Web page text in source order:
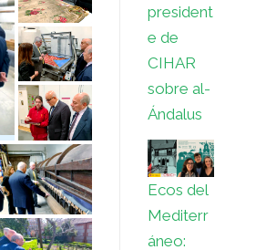
president
e de
CIHAR
sobre al-
Ándalus
Ecos del
Mediterr
áneo: